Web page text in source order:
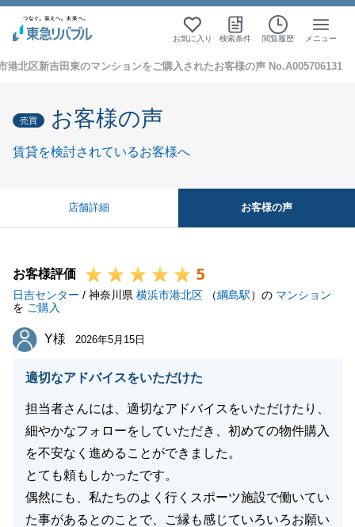
お気に入り 検索条件 閲覧履歴 メニュー
港北区新吉田東のマンションをご購入されたお客様の声 No.A005706131
売買 お客様の声
賃貸を検討されているお客様へ
店舗詳細 お客様の声
お客様評価 5
日吉センター / 神奈川県 横浜市港北区 （綱島駅）の マンション
を ご購入
Y様
Y様 2026年5月15日
適切なアドバイスをいただけた
担当者さんには、適切なアドバイスをいただけたり、
細やかなフォローをしていただき、初めての物件購入
を不安なく進めることができました。
とても頼もしかったです。
偶然にも、私たちのよく行くスポーツ施設で働いてい
た事があるとのことで、ご縁も感じていろいろお願い